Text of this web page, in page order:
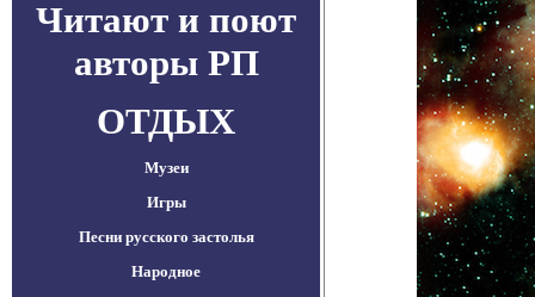
Читают и поют
авторы РП
ОТДЫХ
Музеи
Игры
Песни русского застолья
Народное